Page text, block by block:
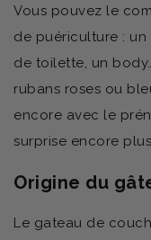
Vous pouvez le
de puériculture :
de toilette, un
rubans roses ou
encore avec le
surprise encore
Origine du
Le gateau de